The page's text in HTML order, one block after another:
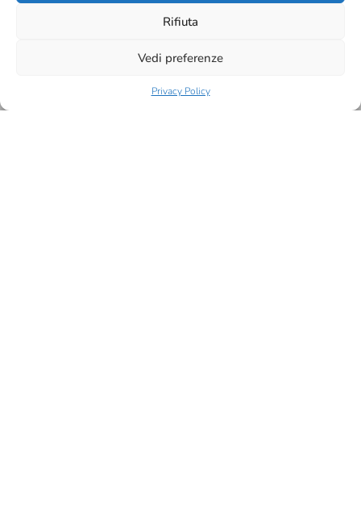
Rifiuta
Vedi preferenze
Privacy Policy
Labcam